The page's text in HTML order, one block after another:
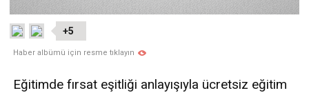
+5
Haber albümü için resme tıklayın
Eğitimde fırsat eşitliği anlayışıyla ücretsiz eğitim